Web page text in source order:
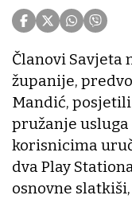
Članovi Savjeta
županije,
Mandić, posjetili
pružanje
korisnicima
dva Play
osnovne